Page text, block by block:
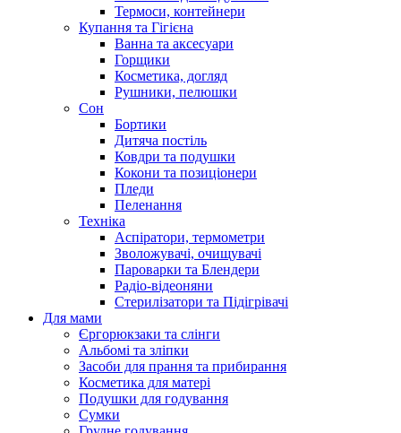
Термоси, контейнери
Купання та Гігієна
Ванна та аксесуари
Горщики
Косметика, догляд
Рушники, пелюшки
Сон
Бортики
Дитяча постіль
Ковдри та подушки
Кокони та позиціонери
Пледи
Пеленання
Техніка
Аспіратори, термометри
Зволожувачі, очищувачі
Пароварки та Блендери
Радіо-відеоняни
Стерилізатори та Підігрівачі
Для мами
Єргорюкзаки та слінги
Альбомі та зліпки
Засоби для прання та прибирання
Косметика для матері
Подушки для годування
Сумки